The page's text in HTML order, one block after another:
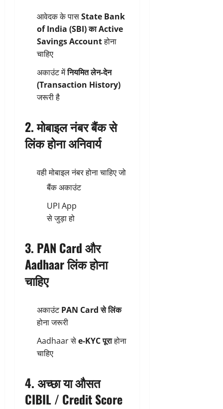
आवेदक के पासState Bank
of India (SBI) का Active
Savings Accountहोना
चाहिए
अकाउंट मेंनियमित लेन-देन
(Transaction History)
जरूरी है
2. मोबाइल नंबर बैंक से
लिंक होना अनिवार्य
वही मोबाइल नंबर होना चाहिए जो
बैंक अकाउंट
UPI App
से जुड़ा हो
3. PAN Card और
Aadhaar लिंक होना
चाहिए
अकाउंटPAN Card से लिंक
होना जरूरी
Aadhaar सेe-KYC पूराहोना
चाहिए
4. अच्छा या औसत
CIBIL / Credit Score